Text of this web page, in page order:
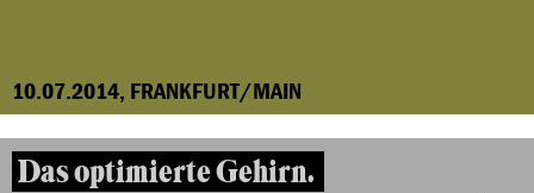
10.07.2014, FRANKFURT/MAIN
Das optimierte Gehirn.